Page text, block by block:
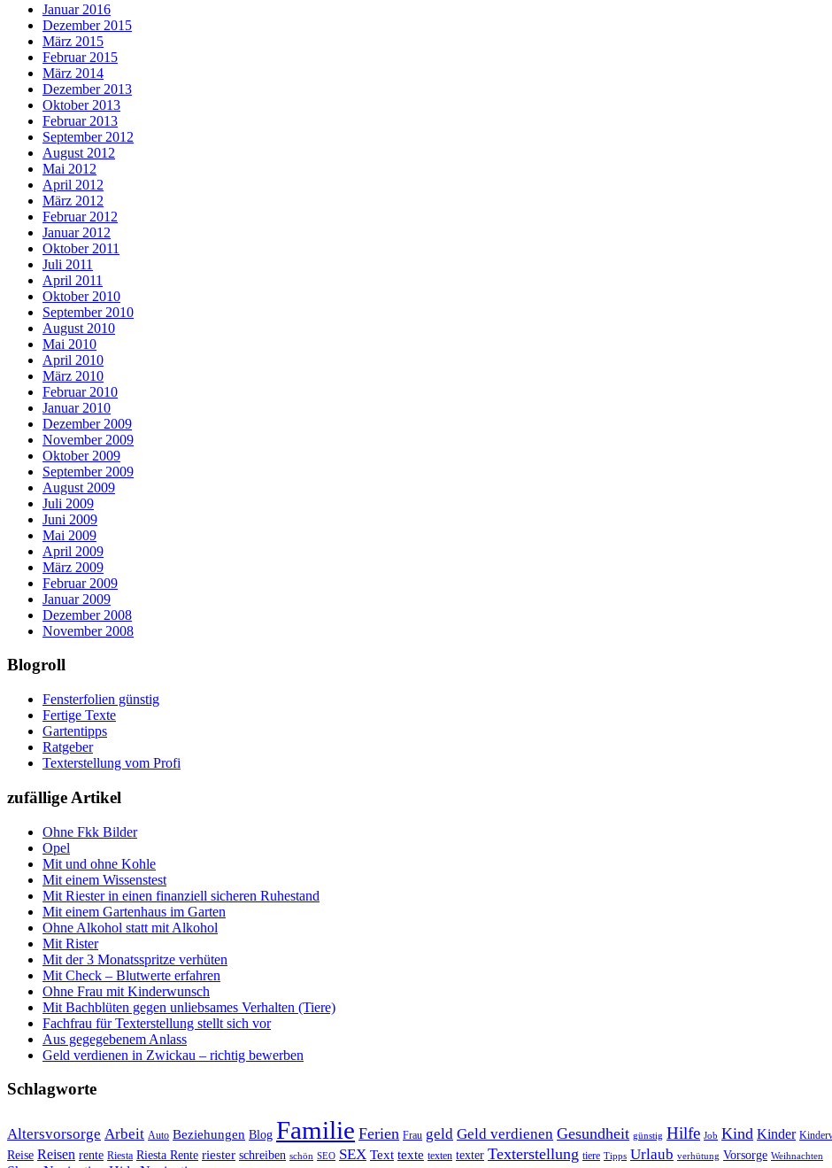
Januar 2016
Dezember 2015
März 2015
Februar 2015
März 2014
Dezember 2013
Oktober 2013
Februar 2013
September 2012
August 2012
Mai 2012
April 2012
März 2012
Februar 2012
Januar 2012
Oktober 2011
Juli 2011
April 2011
Oktober 2010
September 2010
August 2010
Mai 2010
April 2010
März 2010
Februar 2010
Januar 2010
Dezember 2009
November 2009
Oktober 2009
September 2009
August 2009
Juli 2009
Juni 2009
Mai 2009
April 2009
März 2009
Februar 2009
Januar 2009
Dezember 2008
November 2008
Blogroll
Fensterfolien günstig
Fertige Texte
Gartentipps
Ratgeber
Texterstellung vom Profi
zufällige Artikel
Ohne Fkk Bilder
Opel
Mit und ohne Kohle
Mit einem Wissenstest
Mit Riester in einen finanziell sicheren Ruhestand
Mit einem Gartenhaus im Garten
Ohne Alkohol statt mit Alkohol
Mit Rister
Mit der 3 Monatsspritze verhüten
Mit Check – Blutwerte erfahren
Ohne Frau mit Kinderwunsch
Mit Bachblüten gegen unliebsames Verhalten (Tiere)
Fachfrau für Texterstellung stellt sich vor
Aus gegegebenem Anlass
Geld verdienen in Zwickau – richtig bewerben
Schlagworte
Altersvorsorge Arbeit Auto Beziehungen Blog Familie Ferien Frau geld Geld verdienen Gesundheit günstig Hilfe Job Kind Kinder
Reise Reisen rente Riesta Riesta Rente riester schreiben schön SEO SEX Text texte texten texter Texterstellung tiere Tipps Urlaub verhütung Vorsorge Weihnachten